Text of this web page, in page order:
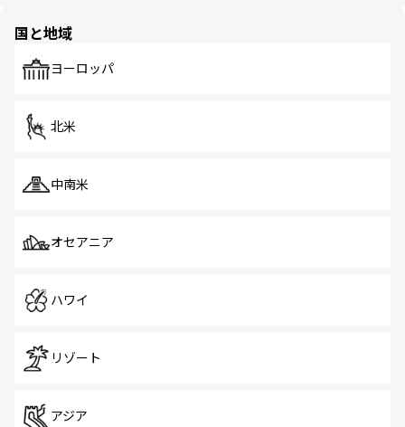
で、ホーカーズは地元の風情を楽しめる外せないスポット
国と地域
ヨーロッパ
北米
中南米
オセアニア
ハワイ
リゾート
アジア